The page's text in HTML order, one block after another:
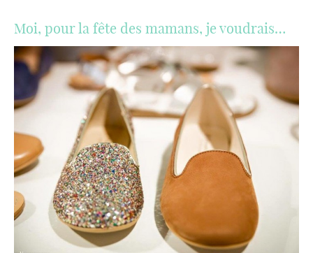
Moi, pour la fête des mamans, je voudrais…